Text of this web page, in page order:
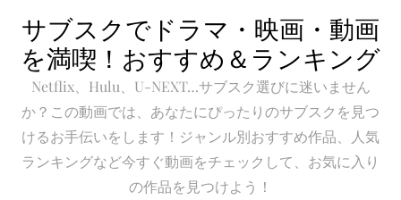
content
サブスクでドラマ・映画・動画
を満喫！おすすめ＆ランキング
Netflix、Hulu、U-NEXT…サブスク選びに迷いません
か？この動画では、あなたにぴったりのサブスクを見つ
けるお手伝いをします！ジャンル別おすすめ作品、人気
ランキングなど今すぐ動画をチェックして、お気に入り
の作品を見つけよう！